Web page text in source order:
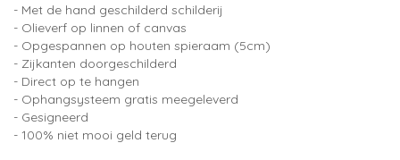
Met de hand geschilderd schilderij
Olieverf op linnen of canvas
Opgespannen op houten spieraam (5cm)
Zijkanten doorgeschilderd
Direct op te hangen
Ophangsysteem gratis meegeleverd
Gesigneerd
100% niet mooi geld terug